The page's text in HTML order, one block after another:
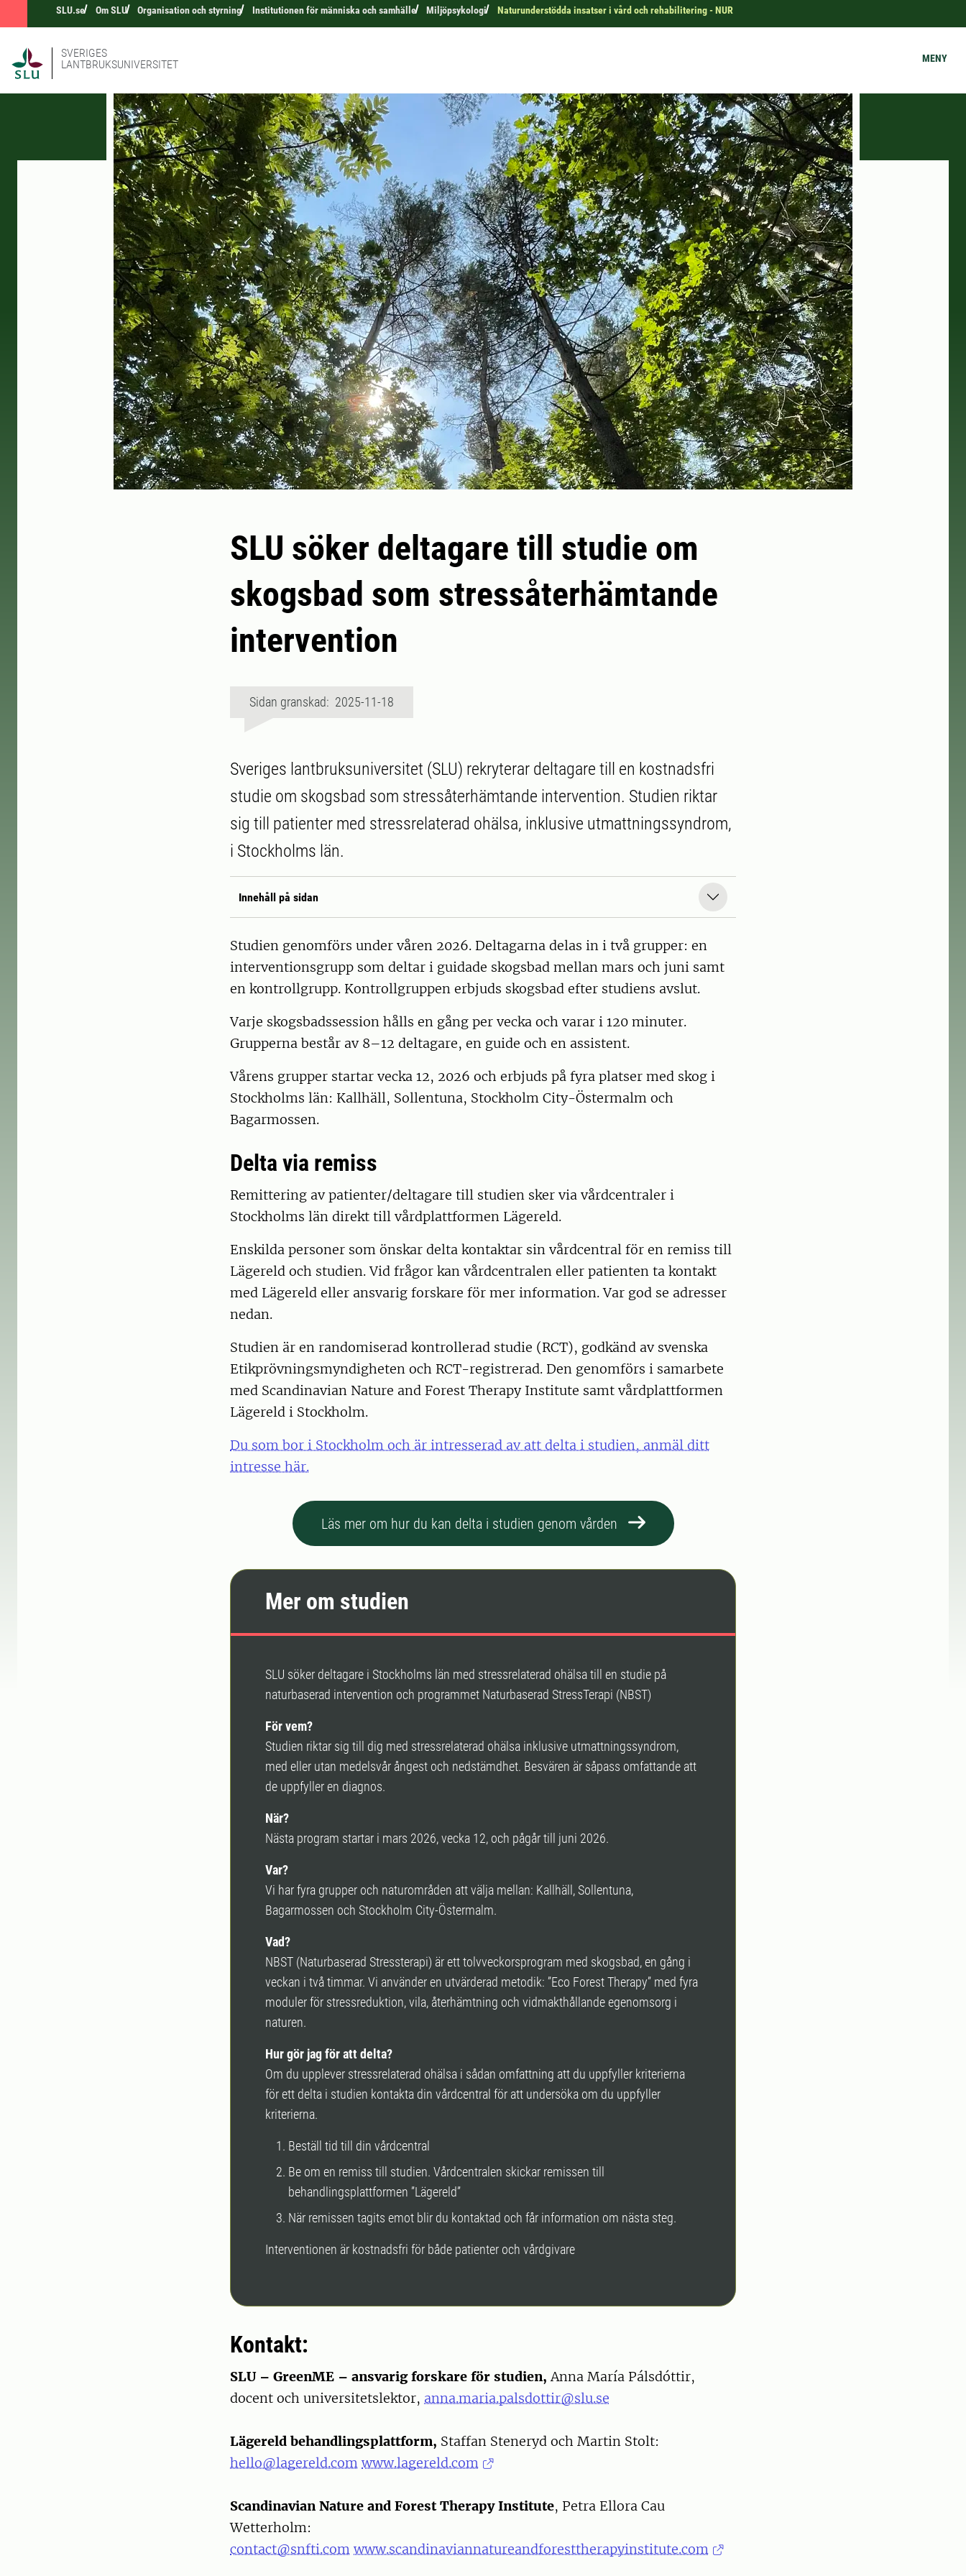
SLU.se Om SLU Organisation och styrning Institutionen för människa och samhälle Miljöpsykologi Naturunderstödda insatser i vård och rehabilitering - NUR
SVERIGES
LANTBRUKSUNIVERSITET
MENY
SLU söker deltagare till studie om
skogsbad som stressåterhämtande
intervention
Sidan granskad: 2025-11-18
Sveriges lantbruksuniversitet (SLU) rekryterar deltagare till en kostnadsfri
studie om skogsbad som stressåterhämtande intervention. Studien riktar
sig till patienter med stressrelaterad ohälsa, inklusive utmattningssyndrom,
i Stockholms län.
Innehåll på sidan
Studien genomförs under våren 2026. Deltagarna delas in i två grupper: en
interventionsgrupp som deltar i guidade skogsbad mellan mars och juni samt
en kontrollgrupp. Kontrollgruppen erbjuds skogsbad efter studiens avslut.
Varje skogsbadssession hålls en gång per vecka och varar i 120 minuter.
Grupperna består av 8–12 deltagare, en guide och en assistent.
Vårens grupper startar vecka 12, 2026 och erbjuds på fyra platser med skog i
Stockholms län: Kallhäll, Sollentuna, Stockholm City-Östermalm och
Bagarmossen.
Delta via remiss
Remittering av patienter/deltagare till studien sker via vårdcentraler i
Stockholms län direkt till vårdplattformen Lägereld.
Enskilda personer som önskar delta kontaktar sin vårdcentral för en remiss till
Lägereld och studien. Vid frågor kan vårdcentralen eller patienten ta kontakt
med Lägereld eller ansvarig forskare för mer information. Var god se adresser
nedan.
Studien är en randomiserad kontrollerad studie (RCT), godkänd av svenska
Etikprövningsmyndigheten och RCT-registrerad. Den genomförs i samarbete
med Scandinavian Nature and Forest Therapy Institute samt vårdplattformen
Lägereld i Stockholm.
Du som bor i Stockholm och är intresserad av att delta i studien, anmäl ditt
intresse här.
Läs mer om hur du kan delta i studien genom vården
Mer om studien
SLU söker deltagare i Stockholms län med stressrelaterad ohälsa till en studie på
naturbaserad intervention och programmet Naturbaserad StressTerapi (NBST)
För vem?
Studien riktar sig till dig med stressrelaterad ohälsa inklusive utmattningssyndrom,
med eller utan medelsvår ångest och nedstämdhet. Besvären är såpass omfattande att
de uppfyller en diagnos.
När?
Nästa program startar i mars 2026, vecka 12, och pågår till juni 2026.
Var?
Vi har fyra grupper och naturområden att välja mellan: Kallhäll, Sollentuna,
Bagarmossen och Stockholm City-Östermalm.
Vad?
NBST (Naturbaserad Stressterapi) är ett tolvveckorsprogram med skogsbad, en gång i
veckan i två timmar. Vi använder en utvärderad metodik: ”Eco Forest Therapy” med fyra
moduler för stressreduktion, vila, återhämtning och vidmakthållande egenomsorg i
naturen.
Hur gör jag för att delta?
Om du upplever stressrelaterad ohälsa i sådan omfattning att du uppfyller kriterierna
för ett delta i studien kontakta din vårdcentral för att undersöka om du uppfyller
kriterierna.
Beställ tid till din vårdcentral
Be om en remiss till studien. Vårdcentralen skickar remissen till
behandlingsplattformen ”Lägereld”
När remissen tagits emot blir du kontaktad och får information om nästa steg.
Interventionen är kostnadsfri för både patienter och vårdgivare
Kontakt:
SLU – GreenME – ansvarig forskare för studien, Anna María Pálsdóttir,
docent och universitetslektor, anna.maria.palsdottir@slu.se
Lägereld behandlingsplattform, Staffan Steneryd och Martin Stolt:
hello@lagereld.com www.lagereld.com
Scandinavian Nature and Forest Therapy Institute, Petra Ellora Cau
Wetterholm:
contact@snfti.com www.scandinaviannatureandforesttherapyinstitute.com